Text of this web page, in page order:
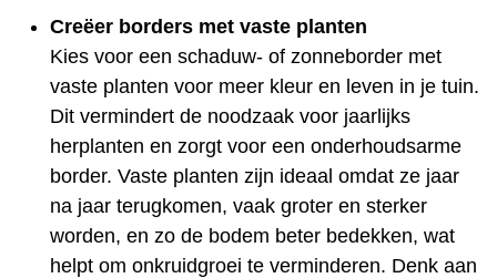
Creëer borders met vaste planten
Kies voor een schaduw- of zonneborder met
vaste planten voor meer kleur en leven in je tuin.
Dit vermindert de noodzaak voor jaarlijks
herplanten en zorgt voor een onderhoudsarme
border. Vaste planten zijn ideaal omdat ze jaar
na jaar terugkomen, vaak groter en sterker
worden, en zo de bodem beter bedekken, wat
helpt om onkruidgroei te verminderen. Denk aan